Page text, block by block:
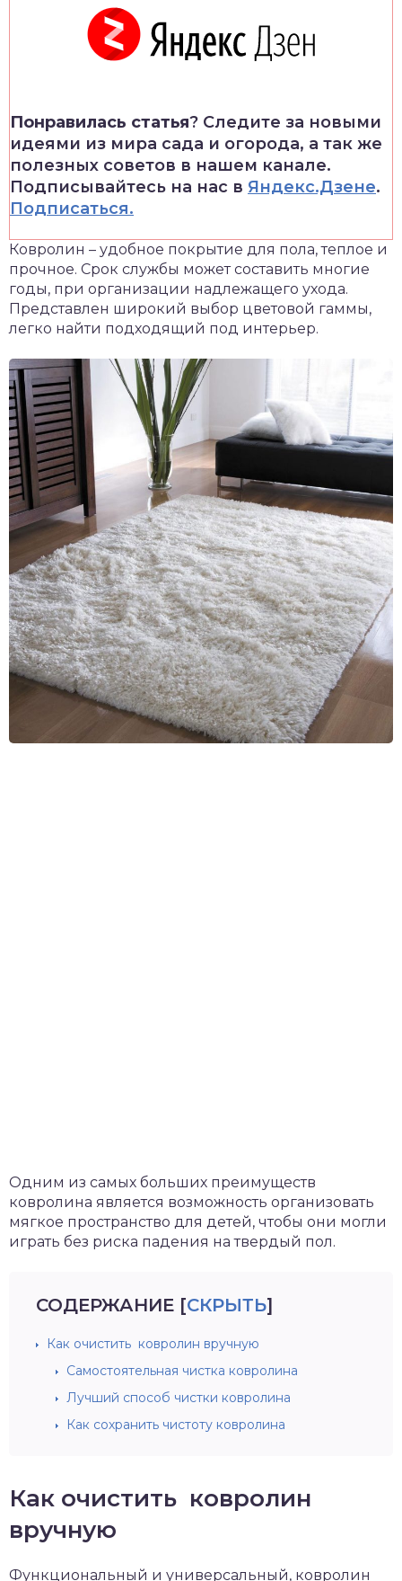
Понравилась статья? Следите за новыми
идеями из мира сада и огорода, а так же
полезных советов в нашем канале.
Подписывайтесь на нас в Яндекс.Дзене.
Подписаться.
Ковролин – удобное покрытие для пола, теплое и
прочное. Срок службы может составить многие
годы, при организации надлежащего ухода.
Представлен широкий выбор цветовой гаммы,
легко найти подходящий под интерьер.
Одним из самых больших преимуществ
ковролина является возможность организовать
мягкое пространство для детей, чтобы они могли
играть без риска падения на твердый пол.
СОДЕРЖАНИЕ [СКРЫТЬ]
Как очистить ковролин вручную
Самостоятельная чистка ковролина
Лучший способ чистки ковролина
Как сохранить чистоту ковролина
Как очистить ковролин
вручную
Функциональный и универсальный, ковролин